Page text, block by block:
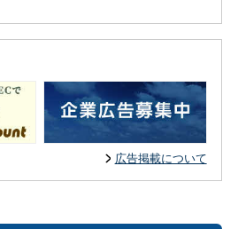
広告掲載について